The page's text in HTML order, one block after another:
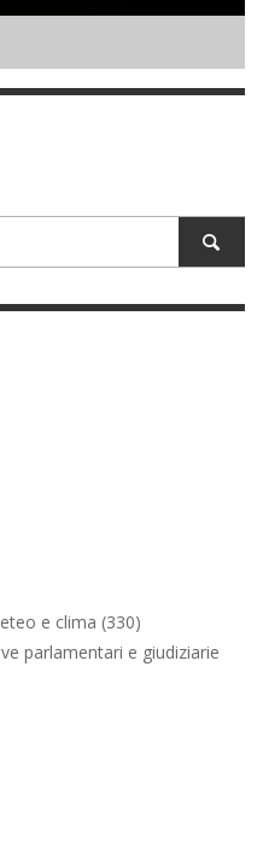
e clima (330)
parlamentari e giudiziarie